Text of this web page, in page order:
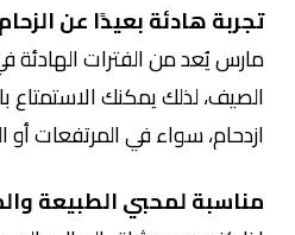
تجربة هادئة بعيدًا عن الزحام
مارس يُعد من الفترات
الصيف، لذلك يمكنك الاستمتاع
ازدحام، سواء في المرتفعات أو
مناسبة لمحبي الطبيعة